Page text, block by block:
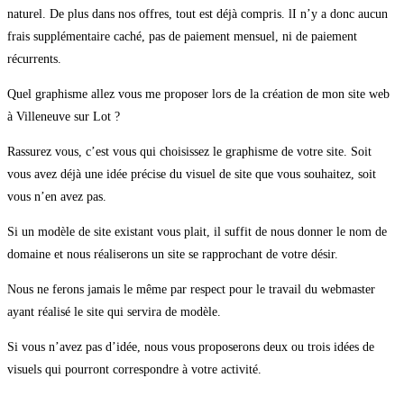
naturel. De plus dans nos offres, tout est déjà compris. lI n’y a donc aucun
frais supplémentaire caché, pas de paiement mensuel, ni de paiement
récurrents.
Quel graphisme allez vous me proposer lors de la création de mon site web
à Villeneuve sur Lot ?
Rassurez vous, c’est vous qui choisissez le graphisme de votre site. Soit
vous avez déjà une idée précise du visuel de site que vous souhaitez, soit
vous n’en avez pas.
Si un modèle de site existant vous plait, il suffit de nous donner le nom de
domaine et nous réaliserons un site se rapprochant de votre désir.
Nous ne ferons jamais le même par respect pour le travail du webmaster
ayant réalisé le site qui servira de modèle.
Si vous n’avez pas d’idée, nous vous proposerons deux ou trois idées de
visuels qui pourront correspondre à votre activité.